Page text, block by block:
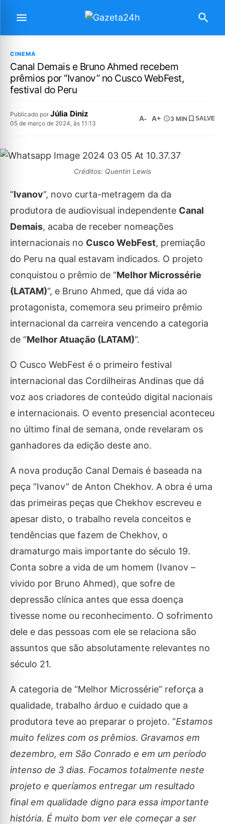
CINEMA
Canal Demais e Bruno Ahmed recebem
prêmios por “Ivanov” no Cusco WebFest,
festival do Peru
Publicado por Júlia Diniz
05 de março de 2024, às 11:13
A- A+ 3 MIN SALVE
Créditos: Quentin Lewis
“Ivanov“, novo curta-metragem da da
produtora de audiovisual independente Canal
Demais, acaba de receber nomeações
internacionais no Cusco WebFest, premiação
do Peru na qual estavam indicados. O projeto
conquistou o prêmio de “Melhor Microssérie
(LATAM)“, e Bruno Ahmed, que dá vida ao
protagonista, comemora seu primeiro prêmio
internacional da carreira vencendo a categoria
de “Melhor Atuação (LATAM)“.
O Cusco WebFest é o primeiro festival
internacional das Cordilheiras Andinas que dá
voz aos criadores de conteúdo digital nacionais
e internacionais. O evento presencial aconteceu
no último final de semana, onde revelaram os
ganhadores da edição deste ano.
A nova produção Canal Demais é baseada na
peça “Ivanov” de Anton Chekhov. A obra é uma
das primeiras peças que Chekhov escreveu e
apesar disto, o trabalho revela conceitos e
tendências que fazem de Chekhov, o
dramaturgo mais importante do século 19.
Conta sobre a vida de um homem (Ivanov –
vivido por Bruno Ahmed), que sofre de
depressão clínica antes que essa doença
tivesse nome ou reconhecimento. O sofrimento
dele e das pessoas com ele se relaciona são
assuntos que são absolutamente relevantes no
século 21.
A categoria de “Melhor Microssérie” reforça a
qualidade, trabalho árduo e cuidado que a
produtora teve ao preparar o projeto. “Estamos
muito felizes com os prêmios. Gravamos em
dezembro, em São Conrado e em um período
intenso de 3 dias. Focamos totalmente neste
projeto e queríamos entregar um resultado
final em qualidade digno para essa importante
história. É muito bom ver ele começar a ser